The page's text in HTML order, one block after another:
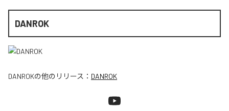
DANROK
DANROKの他のリリース： DANROK